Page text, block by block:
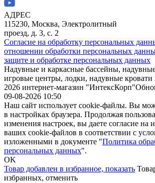
АДРЕС
115230, Москва, Электролитный
проезд, д. 3, с. 2
Согласие на обработку персональных
отношении обработки персональных
защите и обработке персональных данных
Надувные и каркасные бассейны,
игровые центры, лодки, надувные кровати
2026 интернет-магазин "ИнтексКорп"
09-08-2026 10:50
Наш сайт использует cookie-файлы. Вы
в настройках браузера. Продолжая
изменения настроек, вы даете согласие на
ваших cookie-файлов в соответствии с
изложенными в документе "Политика
персональных данных".
OK
Товар добавлен в избранное, показать
избранных, отменить